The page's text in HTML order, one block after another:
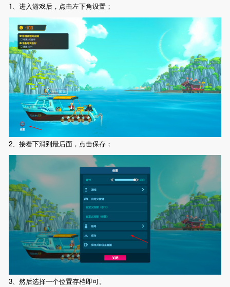
1、进入游戏后，点击左下角设置；
2、接着下滑到最后面，点击保存；
3、然后选择一个位置存档即可。